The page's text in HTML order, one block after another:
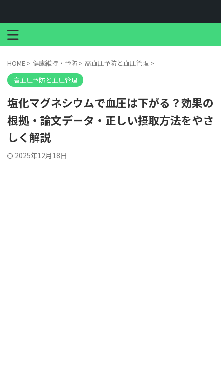
HOME > 健康維持・予防 > 高血圧予防と血圧管理 >
高血圧予防と血圧管理
塩化マグネシウムで血圧は下がる？効果の
根拠・論文データ・正しい摂取方法をやさ
しく解説
2025年12月18日